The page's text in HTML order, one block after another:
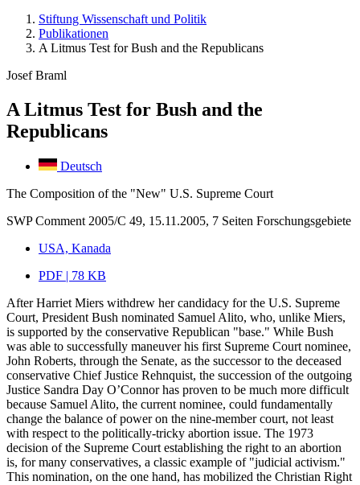
Stiftung Wissenschaft und Politik
Publikationen
A Litmus Test for Bush and the Republicans
Josef Braml
A Litmus Test for Bush and the
Republicans
Deutsch
The Composition of the "New" U.S. Supreme Court
SWP Comment 2005/C 49, 15.11.2005, 7 Seiten Forschungsgebiete
USA, Kanada
PDF | 78 KB
After Harriet Miers withdrew her candidacy for the U.S. Supreme
Court, President Bush nominated Samuel Alito, who, unlike Miers,
is supported by the conservative Republican "base." While Bush
was able to successfully maneuver his first Supreme Court nominee,
John Roberts, through the Senate, as the successor to the deceased
conservative Chief Justice Rehnquist, the succession of the outgoing
Justice Sandra Day O’Connor has proven to be much more difficult
because Samuel Alito, the current nominee, could fundamentally
change the balance of power on the nine-member court, not least
with respect to the politically-tricky abortion issue. The 1973
decision of the Supreme Court establishing the right to an abortion
is, for many conservatives, a classic example of "judicial activism."
This nomination, on the one hand, has mobilized the Christian Right